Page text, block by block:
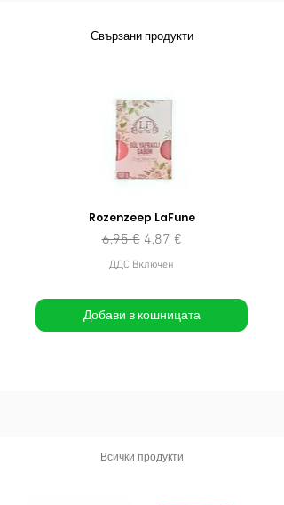
Свързани продукти
Rozenzeep LaFune
Редовна цена
6,95 € Продажна цена
4,87 €
ДДС Включен
Добави в кошницата
Всички продукти